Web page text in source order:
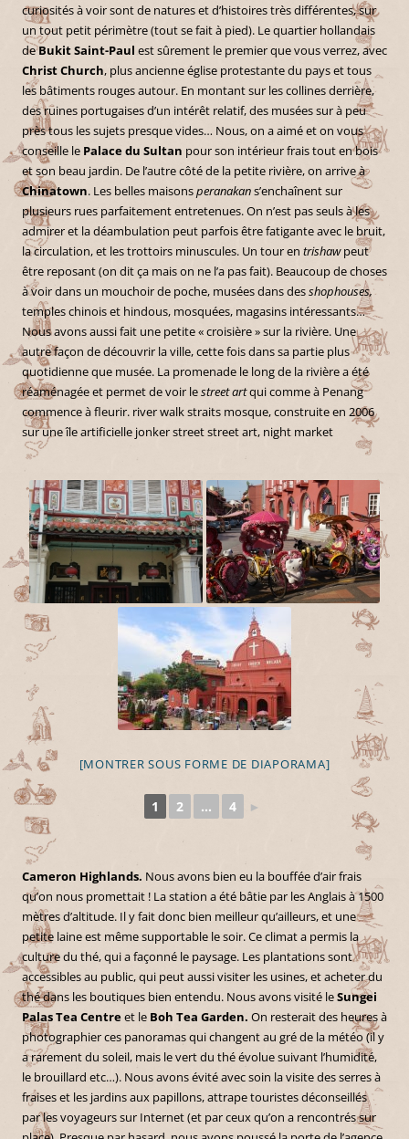
curiosités à voir sont de natures et d’histoires très différentes, sur
un tout petit périmètre (tout se fait à pied). Le quartier hollandais
deBukit Saint-Paul est sûrement le premier que vous verrez, avec
Christ Church, plus ancienne église protestante du pays et tous
les bâtiments rouges autour. En montant sur les collines derrière,
des ruines portugaises d’un intérêt relatif, des musées sur à peu
près tous les sujets presque vides… Nous, on a aimé et on vous
conseille le Palace du Sultan pour son intérieur frais tout en bois
et son beau jardin. De l’autre côté de la petite rivière, on arrive à
Chinatown. Les belles maisonsperanakans’enchaînent sur
plusieurs rues parfaitement entretenues. On n’est pas seuls à les
admirer et la déambulation peut parfois être fatigante avec le bruit,
la circulation, et les trottoirs minuscules. Un tour en trishawpeut
être reposant (on dit ça mais on ne l’a pas fait). Beaucoup de choses
à voir dans un mouchoir de poche, musées dans desshophouses,
temples chinois et hindous, mosquées, magasins intéressants…
Nous avons aussi fait une petite « croisière » sur la rivière. Une
autre façon de découvrir la ville, cette fois dans sa partie plus
quotidienne que musée. La promenade le long de la rivière a été
réaménagée et permet de voir lestreet artqui comme à Penang
commence à fleurir. river walk straits mosque, construite en 2006
sur une île artificielle jonker street street art, night market
[MONTRER SOUS FORME DE DIAPORAMA]
1 2 ... 4 ►
Cameron Highlands. Nous avons bien eu la bouffée d’air frais
qu’on nous promettait ! La station a été bâtie par les Anglais à 1500
mètres d’altitude. Il y fait donc bien meilleur qu’ailleurs, et une
petite laine est même supportable le soir. Ce climat a permis la
culture du thé, qui a façonné le paysage. Les plantations sont
accessibles au public, qui peut aussi visiter les usines, et acheter du
thé dans les boutiques bien entendu. Nous avons visité leSungei
Palas Tea Centreet le Boh Tea Garden. On resterait des heures à
photographier ces panoramas qui changent au gré de la météo (il y
a rarement du soleil, mais le vert du thé évolue suivant l’humidité,
le brouillard etc…). Nous avons évité avec soin la visite des serres à
fraises et les jardins aux papillons, attrape touristes déconseillés
par les voyageurs sur Internet (et par ceux qu’on a rencontrés sur